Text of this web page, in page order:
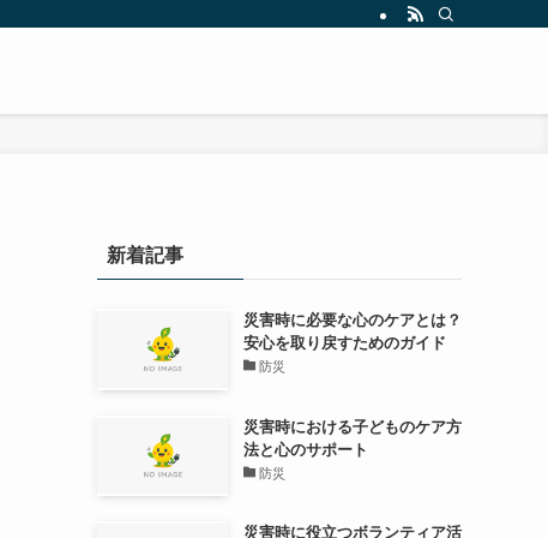
新着記事
災害時に必要な心のケアとは？
安心を取り戻すためのガイド
防災
災害時における子どものケア方
法と心のサポート
防災
災害時に役立つボランティア活